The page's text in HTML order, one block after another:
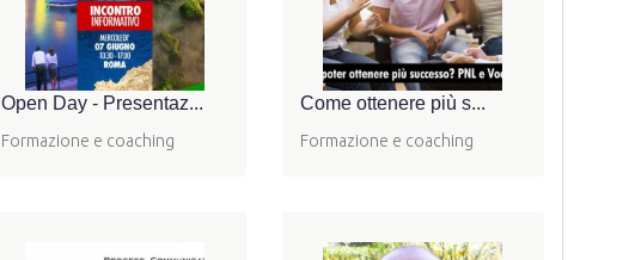
Open Day - Presentaz...
Formazione e coaching
Come ottenere più s...
Formazione e coaching